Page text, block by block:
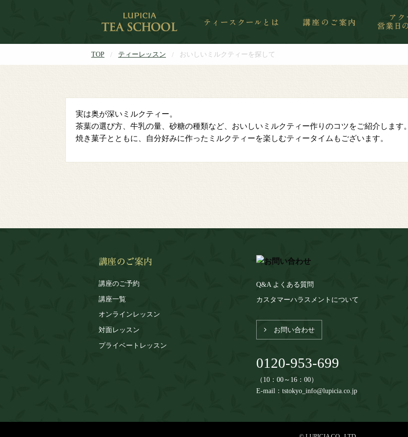
TOP ティーレッスン おいしいミルクティーを探して
実は奥が深いミルクティー。
茶葉の選び方、牛乳の量、砂糖の種類など、おいしいミルクティー作りのコツをご紹介します。
焼き菓子とともに、自分好みに作ったミルクティーを楽しむティータイムもございます。
講座のご予約
講座一覧
オンラインレッスン
対面レッスン
プライベートレッスン
Q&A よくある質問
カスタマーハラスメントについて
お問い合わせ
0120-953-699
（10：00～16：00）
E-mail：tstokyo_info@lupicia.co.jp